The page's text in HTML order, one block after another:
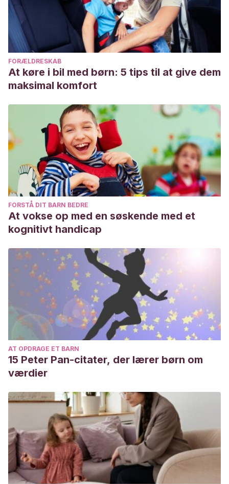
FORÆLDRESKAB
At køre i bil med børn: 5 tips til at give dem
maksimal komfort
FORSTÅ DIT BARN BEDRE
At vokse op med en søskende med et
kognitivt handicap
AT OPDRAGE ET BARN
15 Peter Pan-citater, der lærer børn om
værdier